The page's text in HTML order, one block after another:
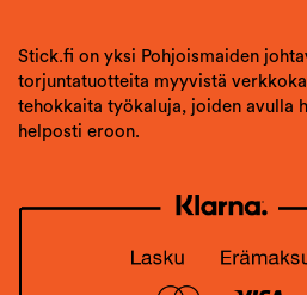
Stick.fi on yksi Pohjoismaiden
torjuntatuotteita myyvistä
tehokkaita työkaluja, joiden avulla
helposti eroon.